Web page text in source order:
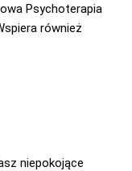
Psychoterapia
również
niepokojące